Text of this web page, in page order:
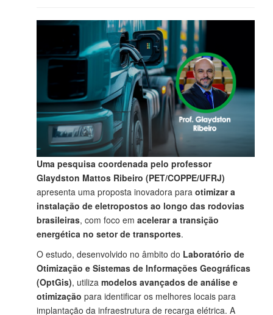
Uma pesquisa coordenada pelo professor
Glaydston Mattos Ribeiro (PET/COPPE/UFRJ)
apresenta uma proposta inovadora para otimizar a
instalação de eletropostos ao longo das rodovias
brasileiras, com foco em acelerar a transição
energética no setor de transportes.
O estudo, desenvolvido no âmbito do Laboratório de
Otimização e Sistemas de Informações Geográficas
(OptGis), utiliza modelos avançados de análise e
otimização para identificar os melhores locais para
implantação da infraestrutura de recarga elétrica. A